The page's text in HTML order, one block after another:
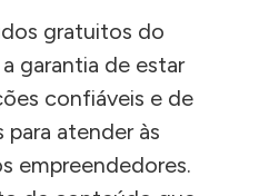
gratuitos do
garantia de estar
confiáveis e de
para atender às
empreendedores.